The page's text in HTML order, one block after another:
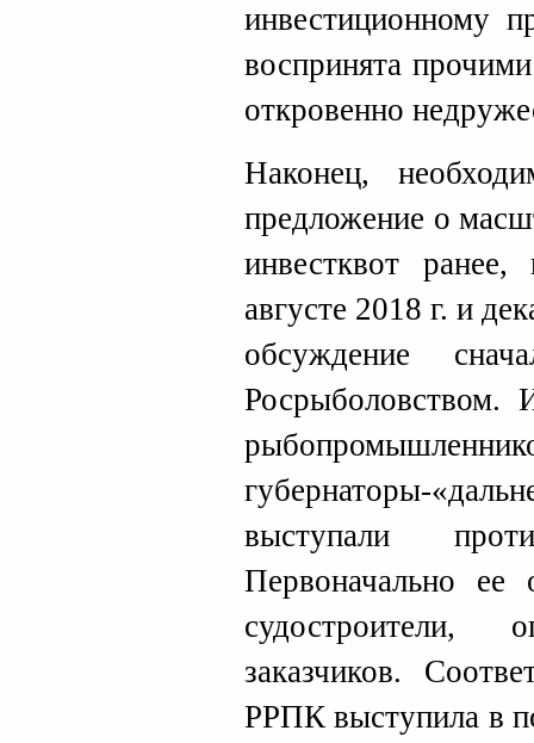
инвестиционному
воспринята
откровенно
Наконец,
предложение о
инвестквот
августе 2018 г. и
обсуждение
Росрыболовством.
губернаторы-
выступали
Первоначально ее
судостроители,
заказчиков.
РРПК выступила в